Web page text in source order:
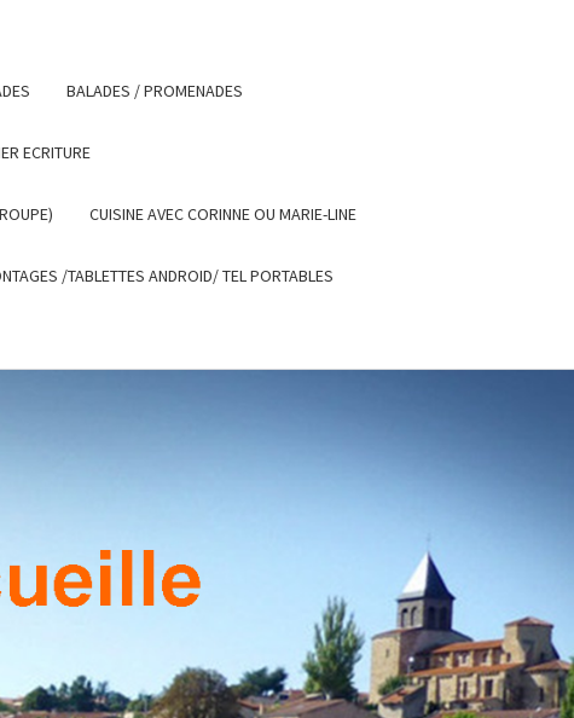
BALADES / PROMENADES
ECRITURE
CUISINE AVEC CORINNE OU MARIE-LINE
/TABLETTES ANDROID/ TEL PORTABLES